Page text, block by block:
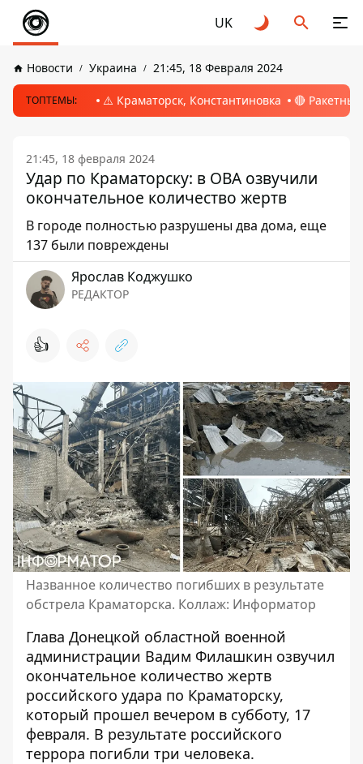
UK
Новости Украина 21:45, 18 Февраля 2024
ТОПТЕМЫ: ⚠️ Краматорск, Константиновка 🔴
21:45, 18 февраля 2024
Удар по Краматорску: в ОВА озвучили
окончательное количество жертв
В городе полностью разрушены два дома, еще
137 были повреждены
Ярослав Коджушко
РЕДАКТОР
👍
Названное количество погибших в результате
обстрела Краматорска. Коллаж: Информатор
Глава Донецкой областной военной
администрации Вадим Филашкин озвучил
окончательное количество жертв
российского удара по Краматорску,
который прошел вечером в субботу, 17
февраля. В результате российского
террора погибли три человека.